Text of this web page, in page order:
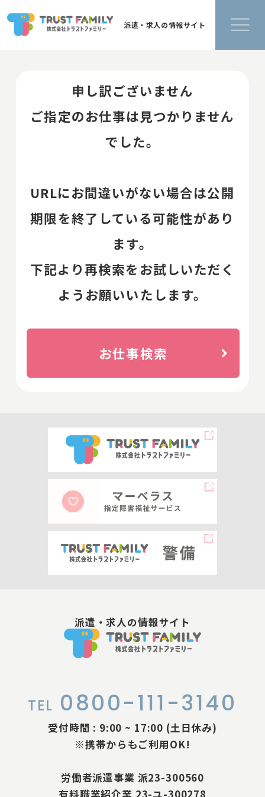
派遣・求人の情報サイト
申し訳ございません
ご指定のお仕事は見つかりません
でした。
URLにお間違いがない場合は公開
期限を終了している可能性があり
ます。
下記より再検索をお試しいただく
ようお願いいたします。
お仕事検索
派遣・求人の情報サイト
TEL 0800-111-3140
受付時間 : 9:00 ~ 17:00 (土日休み)
※携帯からもご利用OK!
労働者派遣事業 派23-300560
有料職業紹介業 23-ユ-300278